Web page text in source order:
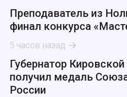
Преподаватель из
финал конкурса
5 часов назад
Губернатор
получил медаль
России